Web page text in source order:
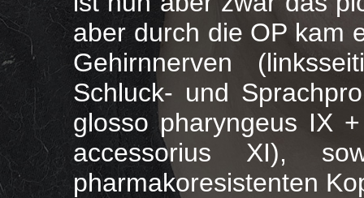
aber durch die OP kam
Gehirnnerven
Schluck- und
glosso pharyngeus IX
accessorius XI),
pharmakoresistenten